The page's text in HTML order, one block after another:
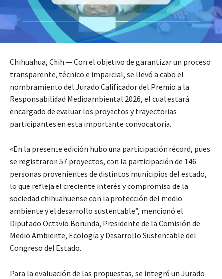
Chihuahua, Chih.— Con el objetivo de garantizar un proceso
transparente, técnico e imparcial, se llevó a cabo el
nombramiento del Jurado Calificador del Premio a la
Responsabilidad Medioambiental 2026, el cual estará
encargado de evaluar los proyectos y trayectorias
participantes en esta importante convocatoria.
«En la presente edición hubo una participación récord, pues
se registraron 57 proyectos, con la participación de 146
personas provenientes de distintos municipios del estado,
lo que refleja el creciente interés y compromiso de la
sociedad chihuahuense con la protección del medio
ambiente y el desarrollo sustentable”, mencionó el
Diputado Octavio Borunda, Presidente de la Comisión de
Medio Ambiente, Ecología y Desarrollo Sustentable del
Congreso del Estado.
Para la evaluación de las propuestas, se integró un Jurado